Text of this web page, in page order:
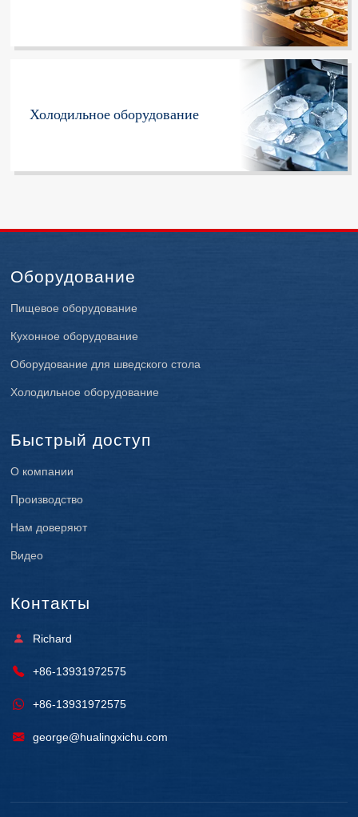
Холодильное оборудование
Оборудование
Пищевое оборудование
Кухонное оборудование
Оборудование для шведского стола
Холодильное оборудование
Быстрый доступ
О компании
Производство
Нам доверяют
Видео
Контакты
Richard
+86-13931972575
+86-13931972575
george@hualingxichu.com